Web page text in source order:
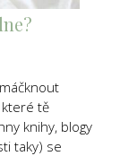
které tě
knihy, blogy
taky) se